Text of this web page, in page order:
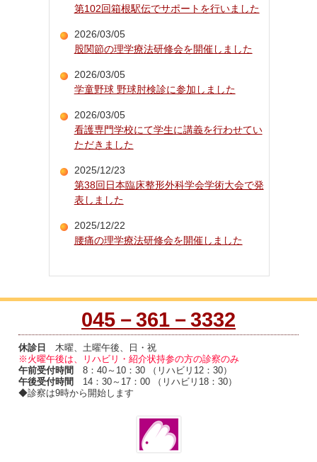
第102回箱根駅伝でサポートを行いました
2026/03/05
股関節の理学療法研修会を開催しました
2026/03/05
学童野球 野球肘検診に参加しました
2026/03/05
看護専門学校にて学生に講義を行わせてい
ただきました
2025/12/23
第38回日本臨床整形外科学会学術大会で発
表しました
2025/12/22
腰痛の理学療法研修会を開催しました
045－361－3332
休診日
木曜、土曜午後、日・祝
※火曜午後は、リハビリ・紹介状持参の方の診察のみ
午前受付時間
8：40～10：30 （リハビリ12：30）
午後受付時間
14：30～17：00 （リハビリ18：30）
◆診察は9時から開始します